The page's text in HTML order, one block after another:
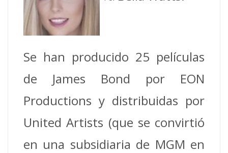
Se han producido 25 películas
de James Bond por EON
Productions y distribuidas por
United Artists (que se convirtió
en una subsidiaria de MGM en